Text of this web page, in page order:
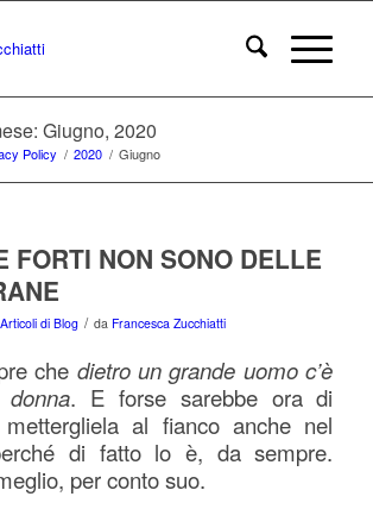
Giugno, 2020
Policy / 2020 / Giugno
FORTI NON SONO DELLE
Articoli di Blog / da Francesca Zucchiatti
che dietro un grande uomo c’è
. E forse sarebbe ora di
al fianco anche nel
di fatto lo è, da sempre.
per conto suo.